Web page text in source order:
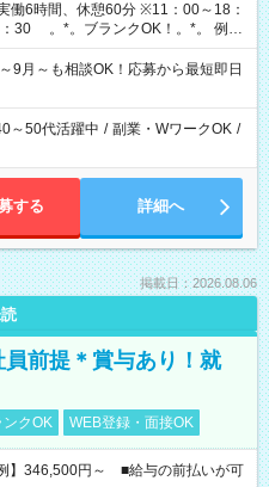
働6時間、休憩60分 ※11：00～18：
。*。 例え
務/コールセンター/受付/販売/カフェ
ルフロント/化粧品販売/など 様々な
います♪
9月～も相談OK！応募から最短即日
～50代活躍中 / 副業・WワークOK /
する 詳細へ
掲載日：2026.08.06
員前提＊賞与あり！就
ンクOK WEB登録・面接OK
】346,500円～ ■給与の前払いが可